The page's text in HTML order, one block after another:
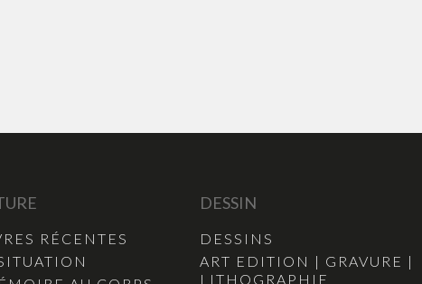
RÉCENTES
DESSIN
DESSINS
ART EDITION | GRAVURE |
LITHOGRAPHIE